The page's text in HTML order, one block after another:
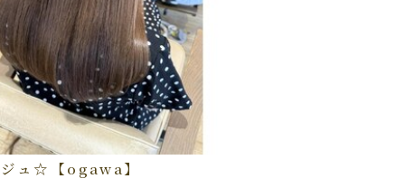
ュ☆【ogawa】